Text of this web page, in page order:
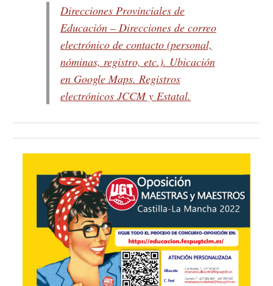
Direcciones Provinciales de
Educación – Direcciones de correo
electrónico de contacto (personal,
nóminas, registro, etc.). Ubicación
en Google Maps. Registros
electrónicos JCCM y Estatal.